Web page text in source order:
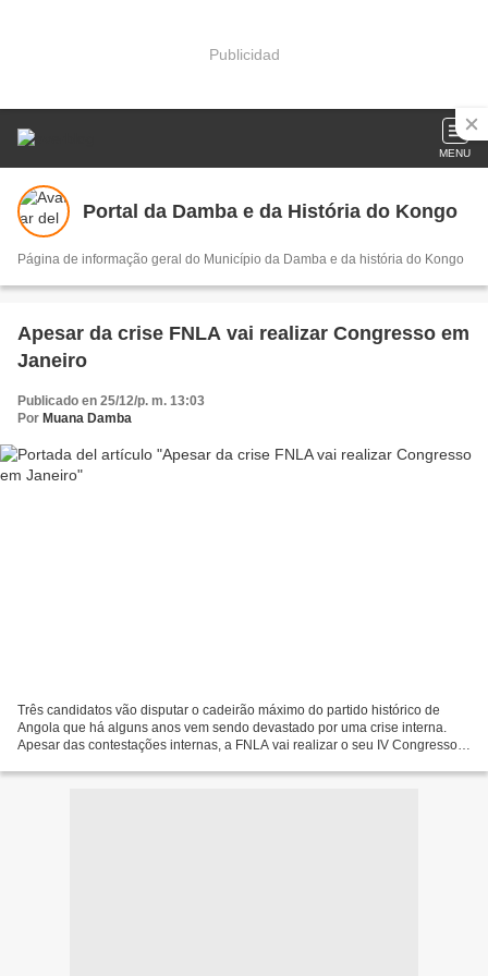
Publicidad
MENU
Portal da Damba e da História do Kongo
Página de informação geral do Município da Damba e da história do Kongo
Apesar da crise FNLA vai realizar Congresso em
Janeiro
Publicado en 25/12/p. m. 13:03
Por Muana Damba
Três candidatos vão disputar o cadeirão máximo do partido histórico de
Angola que há alguns anos vem sendo devastado por uma crise interna.
Apesar das contestações internas, a FNLA vai realizar o seu IV Congresso